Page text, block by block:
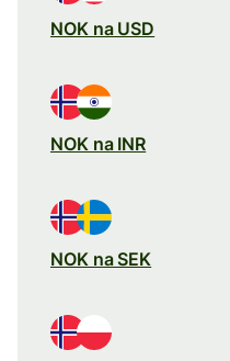
NOK na USD
NOK na INR
NOK na SEK